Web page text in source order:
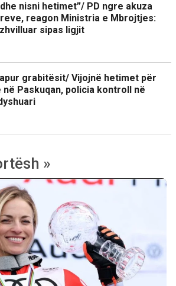
nisni hetimet”/ PD ngre akuza
reagon Ministria e Mbrojtjes:
sipas ligjit
grabitësit/ Vijojnë hetimet për
Paskuqan, policia kontroll në
»